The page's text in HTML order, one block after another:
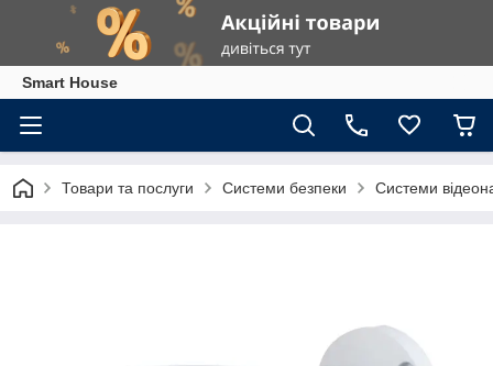
Smart House
Товари та послуги Системи безпеки Системи